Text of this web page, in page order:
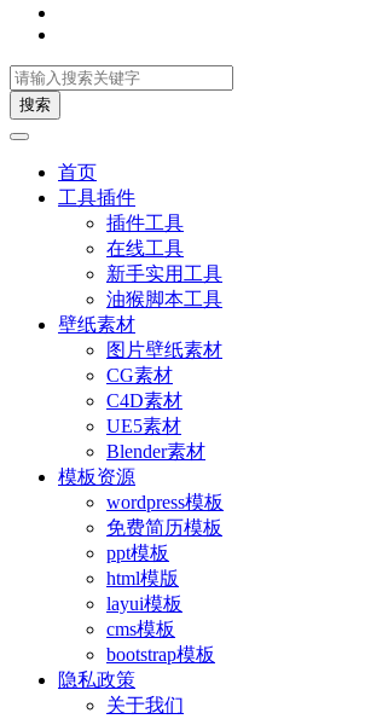
搜索
首页
工具插件
插件工具
在线工具
新手实用工具
油猴脚本工具
壁纸素材
图片壁纸素材
CG素材
C4D素材
UE5素材
Blender素材
模板资源
wordpress模板
免费简历模板
ppt模板
html模版
layui模板
cms模板
bootstrap模板
隐私政策
关于我们